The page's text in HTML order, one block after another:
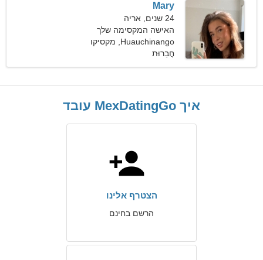
Mary
24 שנים, אריה
האישה המקסימה שלך
Huauchinango, מקסיקו
חֲבֵרוּת
איך MexDatingGo עובד
הצטרף אלינו
הרשם בחינם